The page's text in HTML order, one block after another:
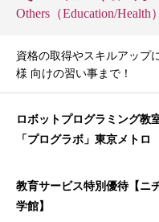
Others（Education/Health）
資格の取得やスキルアップ
様 向けの習い事まで！
ロボットプログラミング教
「プログラボ」東京メトロ
教育サービス特別優待【ニ
学館】